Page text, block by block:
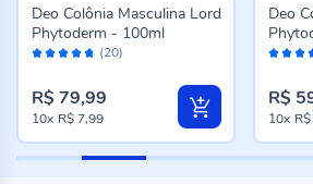
Avaliação: (20)
Deo Colônia Masculina Lord
Phytoderm - 100ml
R$ 79,99
10x R$ 7,99
Deo
R$
10x